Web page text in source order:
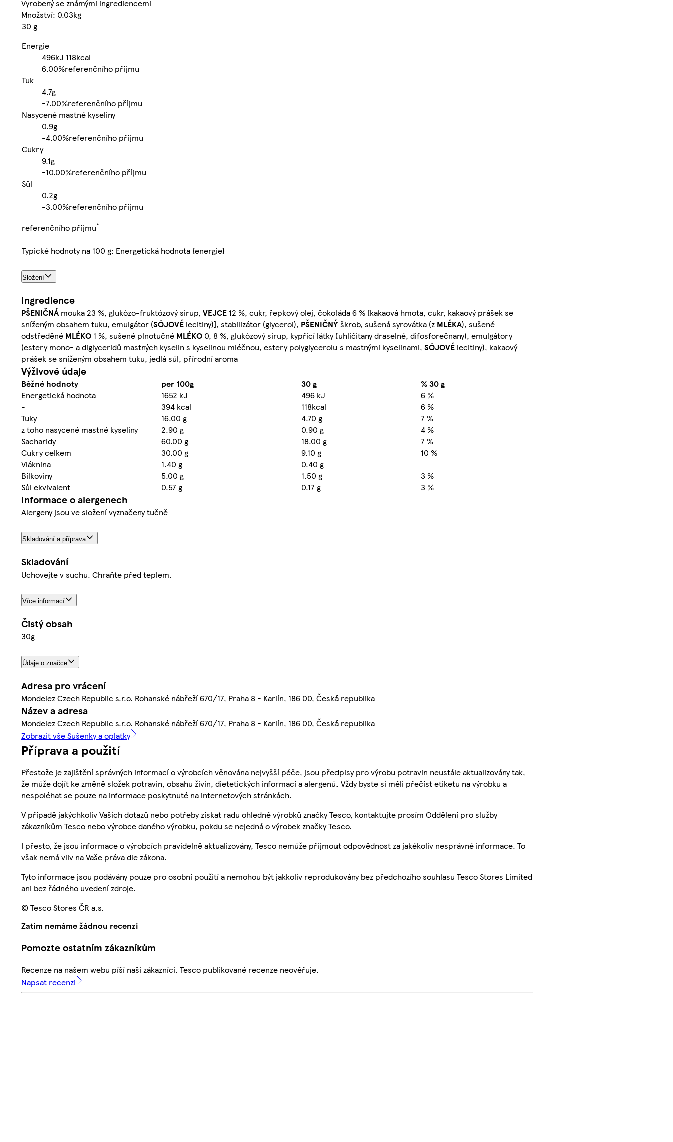
Vyrobený se známými ingrediencemi
Množství: 0.03kg
30 g
Energie
496kJ 118kcal
6.00%referenčního příjmu
Tuk
4.7g
-7.00%referenčního příjmu
Nasycené mastné kyseliny
0.9g
-4.00%referenčního příjmu
Cukry
9.1g
-10.00%referenčního příjmu
Sůl
0.2g
-3.00%referenčního příjmu
referenčního příjmu*
Typické hodnoty na 100 g: Energetická hodnota {energie}
Složení
Ingredience
PŠENIČNÁ mouka 23 %, glukózo-fruktózový sirup, VEJCE 12 %, cukr, řepkový olej, čokoláda 6 % [kakaová hmota, cukr, kakaový prášek se
sníženým obsahem tuku, emulgátor (SÓJOVÉ lecitiny)], stabilizátor (glycerol), PŠENIČNÝškrob, sušená syrovátka (z MLÉKA), sušené
odstředěné MLÉKO 1 %, sušené plnotučné MLÉKO 0, 8 %, glukózový sirup, kypřicí látky (uhličitany draselné, difosforečnany), emulgátory
(estery mono- a diglyceridů mastných kyselin s kyselinou mléčnou, estery polyglycerolu s mastnými kyselinami, SÓJOVÉ lecitiny), kakaový
prášek se sníženým obsahem tuku, jedlá sůl, přírodní aroma
Výživové údaje
Běžné hodnoty per 100g 30 g
% 30 g
Energetická hodnota
1652 kJ 496 kJ
6 %
-
394 kcal 118kcal
6 %
Tuky
16.00 g 4.70 g
7 %
z toho nasycené mastné kyseliny
2.90 g 0.90 g
4 %
Sacharidy
60.00 g 18.00 g
7 %
Cukry celkem
30.00 g 9.10 g
10 %
Vláknina
1.40 g
0.40 g
Bílkoviny
5.00 g 1.50 g
3 %
Sůl ekvivalent
0.57 g 0.17 g 3 %
Informace o alergenech
Alergeny jsou ve složení vyznačeny tučně
Skladování a příprava
Skladování
Uchovejte v suchu. Chraňte před teplem.
Více informací
Čistý obsah
30g
Údaje o značce
Adresa pro vrácení
Mondelez Czech Republic s.r.o. Rohanské nábřeží 670/17, Praha 8 - Karlín, 186 00, Česká republika
Název a adresa
Mondelez Czech Republic s.r.o. Rohanské nábřeží 670/17, Praha 8 - Karlín, 186 00, Česká republika
Zobrazit vše Sušenky a oplatky
Příprava a použití
Přestože je zajištění správných informací o výrobcích věnována nejvyšší péče, jsou předpisy pro výrobu potravin neustále aktualizovány tak,
že může dojít ke změně složek potravin, obsahu živin, dietetických informací a alergenů. Vždy byste si měli přečíst etiketu na výrobku a
nespoléhat se pouze na informace poskytnuté na internetových stránkách.
V případě jakýchkoliv Vašich dotazů nebo potřeby získat radu ohledně výrobků značky Tesco, kontaktujte prosím Oddělení pro služby
zákazníkům Tesco nebo výrobce daného výrobku, pokdu se nejedná o výrobek značky Tesco.
I přesto, že jsou informace o výrobcích pravidelně aktualizovány, Tesco nemůže přijmout odpovědnost za jakékoliv nesprávné informace. To
však nemá vliv na Vaše práva dle zákona.
Tyto informace jsou podávány pouze pro osobní použití a nemohou být jakkoliv reprodukovány bez předchozího souhlasu Tesco Stores Limited
ani bez řádného uvedení zdroje.
© Tesco Stores ČR a.s.
Zatím nemáme žádnou recenzi
Pomozte ostatním zákazníkům
Recenze na našem webu píší naši zákazníci. Tesco publikované recenze neověřuje.
Napsat recenzi